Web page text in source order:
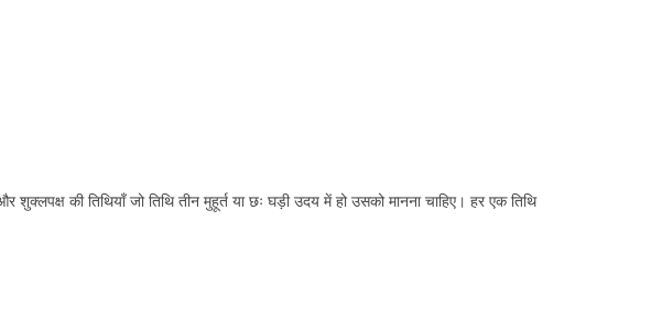
की तिथियाँ जो तिथि तीन मुहूर्त या छः घड़ी उदय में हो उसको मानना चाहिए। हर एक तिथि